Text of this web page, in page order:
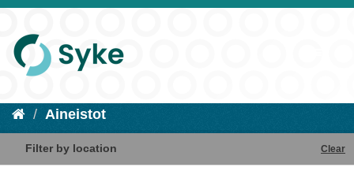
Aineistot
Filter by location Clear